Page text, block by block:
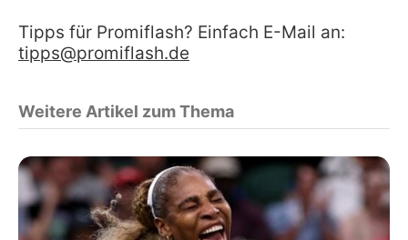
Tipps für Promiflash? Einfach E-Mail an:
tipps@promiflash.de
Weitere Artikel zum Thema